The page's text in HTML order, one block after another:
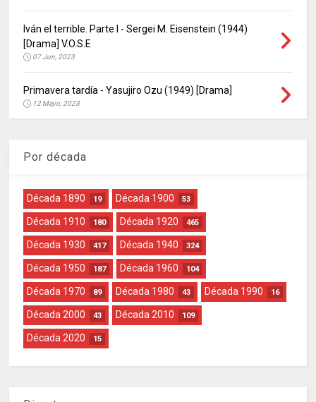
Iván el terrible. Parte I - Sergei M. Eisenstein (1944)
[Drama] V.O.S.E
07 Jun, 2023
Primavera tardía - Yasujiro Ozu (1949) [Drama]
12 Mayo, 2023
Por década
Década 1890 19 Década 1900 53
Década 1910 180 Década 1920 465
Década 1930 417 Década 1940 324
Década 1950 187 Década 1960 104
Década 1970 89 Década 1980 43 Década 1990 16
Década 2000 43 Década 2010 109
Década 2020 15